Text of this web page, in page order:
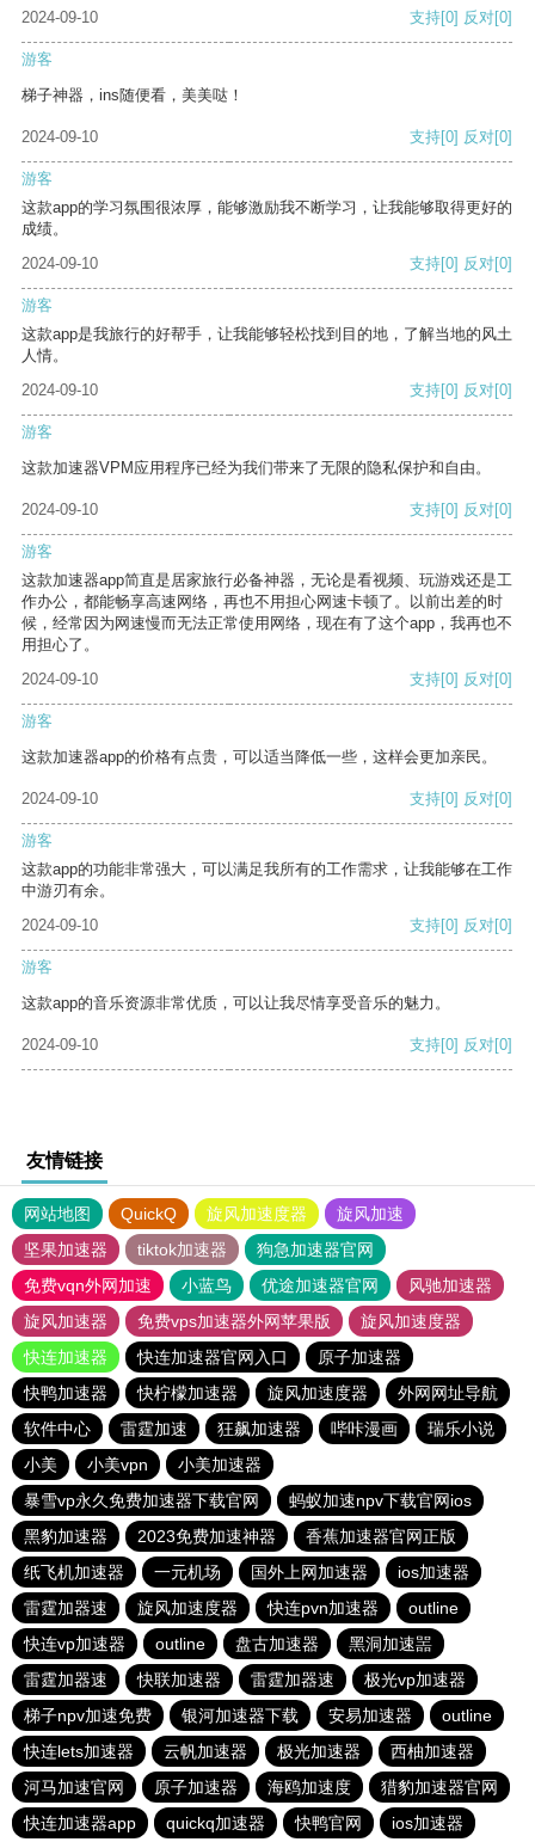
2024-09-10
支持[0] 反对[0]
游客
梯子神器，ins随便看，美美哒！
2024-09-10 支持[0] 反对[0]
游客
这款app的学习氛围很浓厚，能够激励我不断学习，让我能够取得更好的
成绩。
2024-09-10
支持[0] 反对[0]
游客
这款app是我旅行的好帮手，让我能够轻松找到目的地，了解当地的风土
人情。
2024-09-10
支持[0] 反对[0]
游客
这款加速器VPM应用程序已经为我们带来了无限的隐私保护和自由。
2024-09-10 支持[0] 反对[0]
游客
这款加速器app简直是居家旅行必备神器，无论是看视频、玩游戏还是工
作办公，都能畅享高速网络，再也不用担心网速卡顿了。以前出差的时
候，经常因为网速慢而无法正常使用网络，现在有了这个app，我再也不
用担心了。
2024-09-10
支持[0] 反对[0]
游客
这款加速器app的价格有点贵，可以适当降低一些，这样会更加亲民。
2024-09-10 支持[0] 反对[0]
游客
这款app的功能非常强大，可以满足我所有的工作需求，让我能够在工作
中游刃有余。
2024-09-10
支持[0] 反对[0]
游客
这款app的音乐资源非常优质，可以让我尽情享受音乐的魅力。
2024-09-10 支持[0] 反对[0]
友情链接
网站地图 QuickQ 旋风加速度器
旋风加速
坚果加速器
tiktok加速器
狗急加速器官网
免费vqn外网加速
小蓝鸟 优途加速器官网
风驰加速器
旋风加速器
免费vps加速器外网苹果版
旋风加速度器
快连加速器
快连加速器官网入口
原子加速器
快鸭加速器
快柠檬加速器 旋风加速度器
外网网址导航
软件中心
雷霆加速 狂飙加速器 哔咔漫画
瑞乐小说
小美
小美vpn
小美加速器
暴雪vp永久免费加速器下载官网
蚂蚁加速npv下载官网ios
黑豹加速器
2023免费加速神器
香蕉加速器官网正版
纸飞机加速器
一元机场 国外上网加速器
ios加速器
雷霆加器速
旋风加速度器 快连pvn加速器
outline
快连vp加速器
outline 盘古加速器
黑洞加速噐
雷霆加器速
快联加速器 雷霆加器速
极光vp加速器
梯子npv加速免费
银河加速器下载 安易加速器
outline
快连lets加速器
云帆加速器 极光加速器
西柚加速器
河马加速官网
原子加速器 海鸥加速度
猎豹加速器官网
快连加速器app
quickq加速器 快鸭官网 ios加速器